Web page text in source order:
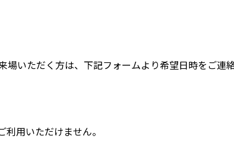
いただく方は、下記フォームより希望日時をご連絡
用いただけません。